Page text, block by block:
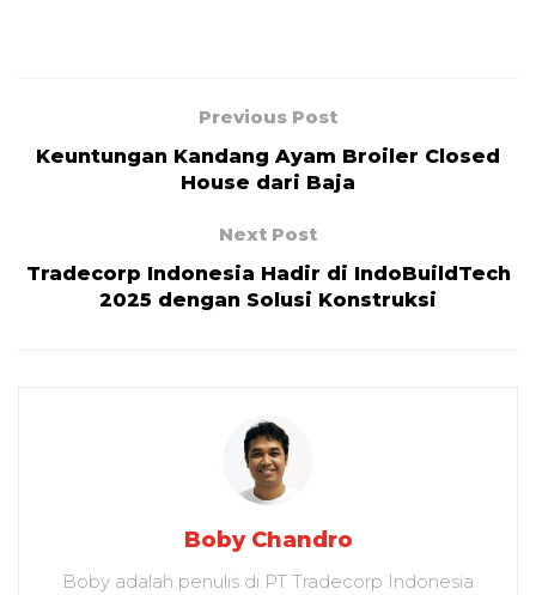
Previous Post
Keuntungan Kandang Ayam Broiler Closed
House dari Baja
Next Post
Tradecorp Indonesia Hadir di IndoBuildTech
2025 dengan Solusi Konstruksi
Boby Chandro
Boby adalah penulis di PT Tradecorp Indonesia